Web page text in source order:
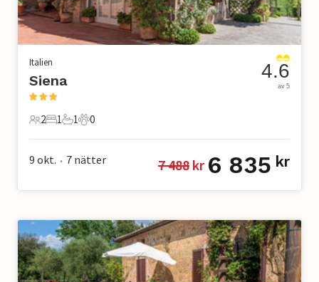
Italien
Siena
2 Gäster
2
1 Sovrum
1
1 Badrum
1
0 Husdjur
0
4.6
av 5
9 okt. • 7 nätter 7 488 kr 6 835 kr